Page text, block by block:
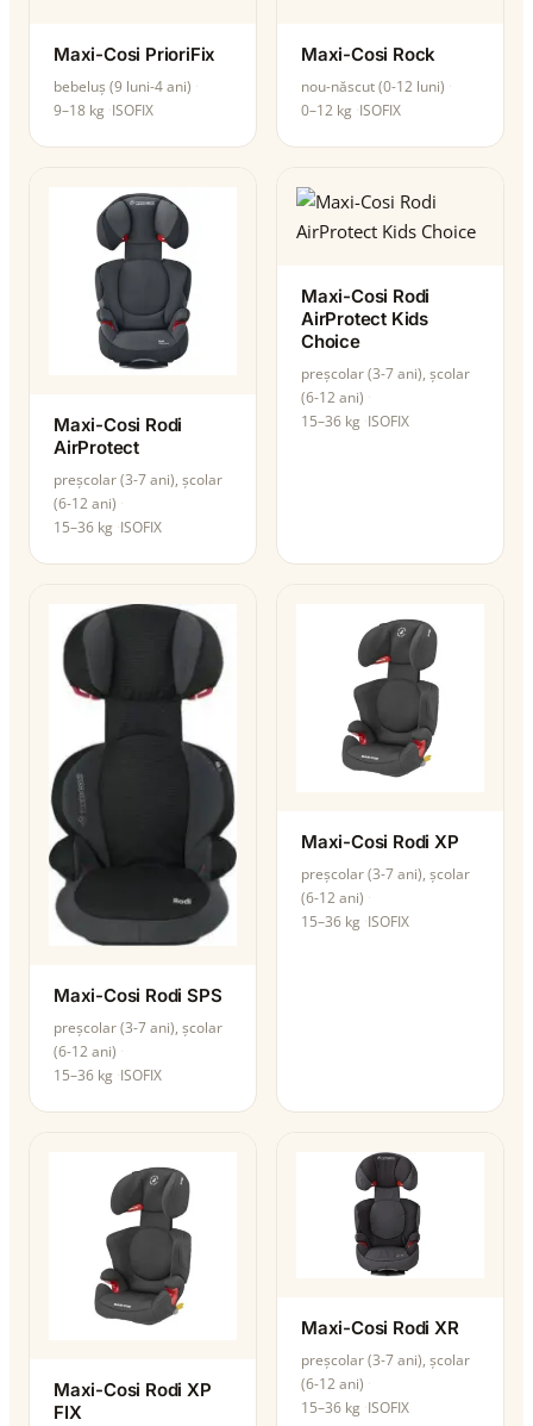
Maxi-Cosi PrioriFix
bebeluș (9 luni-4 ani)
9–18 kg ISOFIX
Maxi-Cosi Rock
nou-născut (0-12 luni)
0–12 kg ISOFIX
Maxi-Cosi Rodi
AirProtect
preșcolar (3-7 ani), școlar
(6-12 ani)
15–36 kg ISOFIX
Maxi-Cosi Rodi
AirProtect Kids
Choice
preșcolar (3-7 ani), școlar
(6-12 ani)
15–36 kg ISOFIX
Maxi-Cosi Rodi SPS
preșcolar (3-7 ani), școlar
(6-12 ani)
15–36 kg ISOFIX
Maxi-Cosi Rodi XP
preșcolar (3-7 ani), școlar
(6-12 ani)
15–36 kg ISOFIX
Maxi-Cosi Rodi XP
FIX
Maxi-Cosi Rodi XR
preșcolar (3-7 ani), școlar
(6-12 ani)
15–36 kg ISOFIX